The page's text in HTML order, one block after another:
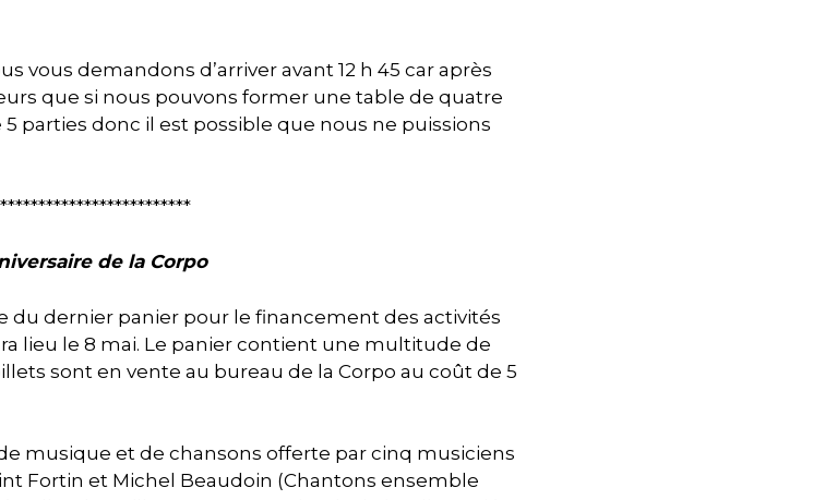
vous demandons d’arriver avant 12 h 45 car après
que si nous pouvons former une table de quatre
parties donc il est possible que nous ne puissions
de la Corpo
du dernier panier pour le financement des activités
lieu le 8 mai. Le panier contient une multitude de
sont en vente au bureau de la Corpo au coût de 5
musique et de chansons offerte par cinq musiciens
Fortin et Michel Beaudoin (Chantons ensemble